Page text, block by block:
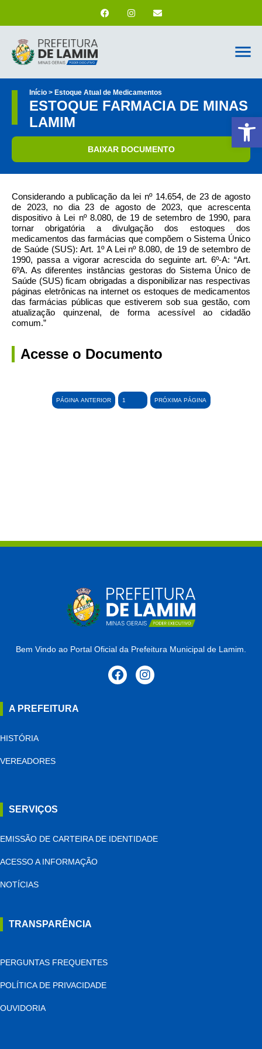
Início > Estoque Atual de Medicamentos
ESTOQUE FARMACIA DE MINAS
LAMIM
BAIXAR DOCUMENTO
Considerando a publicação da lei nº 14.654, de 23 de agosto
de 2023, no dia 23 de agosto de 2023, que acrescenta
dispositivo à Lei nº 8.080, de 19 de setembro de 1990, para
tornar obrigatória a divulgação dos estoques dos
medicamentos das farmácias que compõem o Sistema Único
de Saúde (SUS): Art. 1º A Lei nº 8.080, de 19 de setembro de
1990, passa a vigorar acrescida do seguinte art. 6º-A: “Art.
6ºA. As diferentes instâncias gestoras do Sistema Único de
Saúde (SUS) ficam obrigadas a disponibilizar nas respectivas
páginas eletrônicas na internet os estoques de medicamentos
das farmácias públicas que estiverem sob sua gestão, com
atualização quinzenal, de forma acessível ao cidadão
comum.”
Acesse o Documento
PÁGINA ANTERIOR PRÓXIMA PÁGINA
Bem Vindo ao Portal Oficial da Prefeitura Municipal de Lamim.
A PREFEITURA
HISTÓRIA
VEREADORES
SERVIÇOS
EMISSÃO DE CARTEIRA DE IDENTIDADE
ACESSO A INFORMAÇÃO
NOTÍCIAS
TRANSPARÊNCIA
PERGUNTAS FREQUENTES
POLÍTICA DE PRIVACIDADE
OUVIDORIA